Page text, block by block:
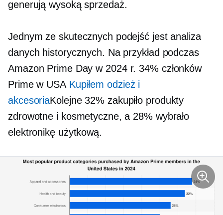
generują wysoką sprzedaż.
Jednym ze skutecznych podejść jest analiza
danych historycznych. Na przykład podczas
Amazon Prime Day w 2024 r. 34% członków
Prime w USA Kupiłem odzież i
akcesoriaKolejne 32% zakupiło produkty
zdrowotne i kosmetyczne, a 28% wybrało
elektronikę użytkową.